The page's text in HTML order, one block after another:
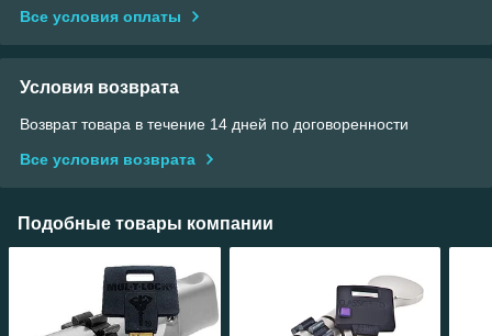
Все условия оплаты
Условия возврата
Возврат товара в течение 14 дней по договоренности
Все условия возврата
Подобные товары компании